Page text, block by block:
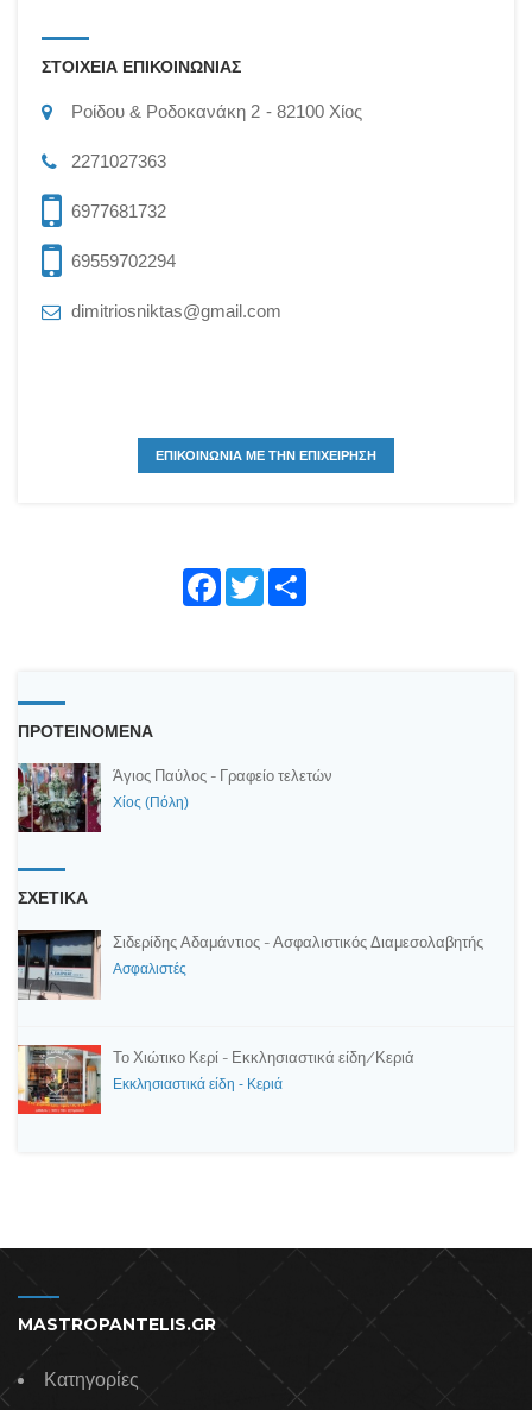
ΣΤΟΙΧΕΙΑ ΕΠΙΚΟΙΝΩΝΙΑΣ
Ροίδου & Ροδοκανάκη 2 82100 Χίος
2271027363
6977681732
69559702294
dimitriosniktas@gmail.com
ΕΠΙΚΟΙΝΩΝΙΑ ΜΕ ΤΗΝ ΕΠΙΧΕΙΡΗΣΗ
Face Twitte
ΠΡΟΤΕΙΝΟΜΕΝΑ
Άγιος Παύλος - Γραφείο τελετών
Χίος (Πόλη)
ΣΧΕΤΙΚΑ
Σιδερίδης Αδαμάντιος - Ασφαλιστικός Διαμεσολαβητής
Ασφαλιστές
Το Χιώτικο Κερί - Εκκλησιαστικά είδη/Κεριά
Εκκλησιαστικά είδη - Κεριά
MASTROPANTELIS.GR
Κατηγορίες